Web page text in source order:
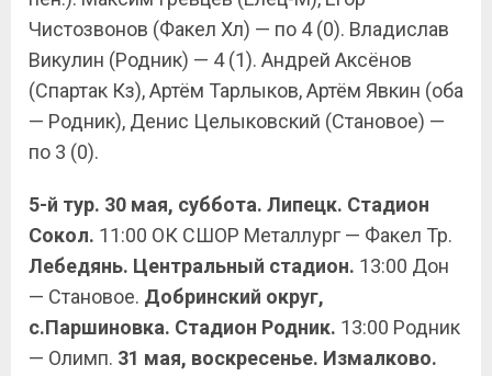
Чистозвонов (Факел Хл) — по 4 (0). Владислав
Викулин (Родник) — 4 (1). Андрей Аксёнов
(Спартак Кз), Артём Тарлыков, Артём Явкин (оба
— Родник), Денис Целыковский (Становое) —
по 3 (0).
5-й тур. 30 мая, суббота. Липецк. Стадион
Сокол. 11:00 ОК СШОР Металлург — Факел Тр.
Лебедянь. Центральный стадион. 13:00 Дон
— Становое. Добринский округ,
с.Паршиновка. Стадион Родник. 13:00 Родник
— Олимп. 31 мая, воскресенье. Измалково.